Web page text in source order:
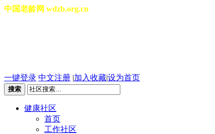
中国老龄网 wdzb.org.cn
一键登录 中文注册 |加入收藏|设为首页
搜索
健康社区
首页
工作社区